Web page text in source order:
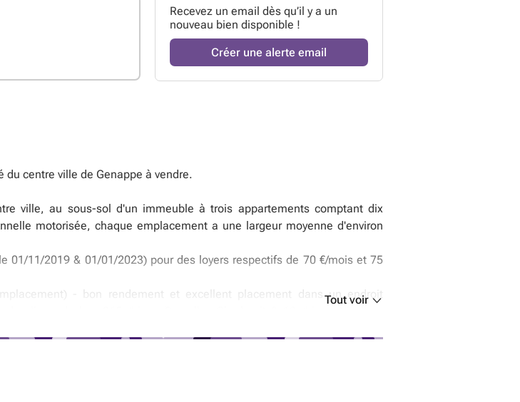
Recevez un email dès qu’il y a un
nouveau bien disponible !
Créer une alerte email
centre ville de Genappe à vendre.
ville, au sous-sol d'un immeuble à trois appartements comptant dix
motorisée, chaque emplacement a une largeur moyenne d'environ
01/11/2019 & 01/01/2023) pour des loyers respectifs de 70 €/mois et 75
- bon rendement et excellent placement dans un endroit
Tout voir